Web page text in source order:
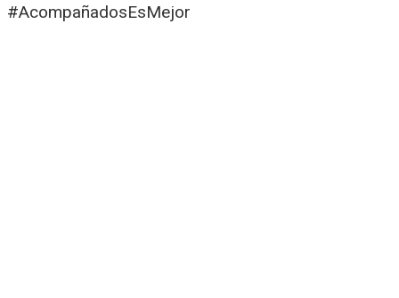
#AcompañadosEsMejor